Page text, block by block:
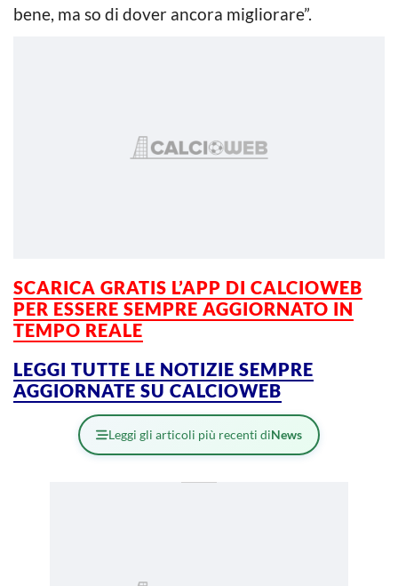
bene, ma so di dover ancora migliorare”.
SCARICA GRATIS L’APP DI CALCIOWEB
PER ESSERE SEMPRE AGGIORNATO IN
TEMPO REALE
LEGGI TUTTE LE NOTIZIE SEMPRE
AGGIORNATE SU CALCIOWEB
Leggi gli articoli più recenti diNews